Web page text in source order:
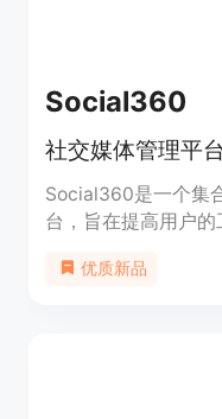
Social360
社交媒体管理平台
Social360是一个集
台，旨在提高用户
布、内容调度等功
优质新品